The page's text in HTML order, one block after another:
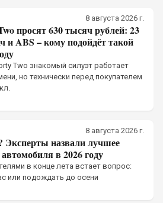
8 августа 2026 г.
просят 630 тысяч рублей: 23
и ABS – кому подойдёт такой
Two знакомый силуэт работает
но технически перед покупателем
8 августа 2026 г.
Эксперты назвали лучшее
в 2026 году
в конце лета встает вопрос:
или подождать до осени